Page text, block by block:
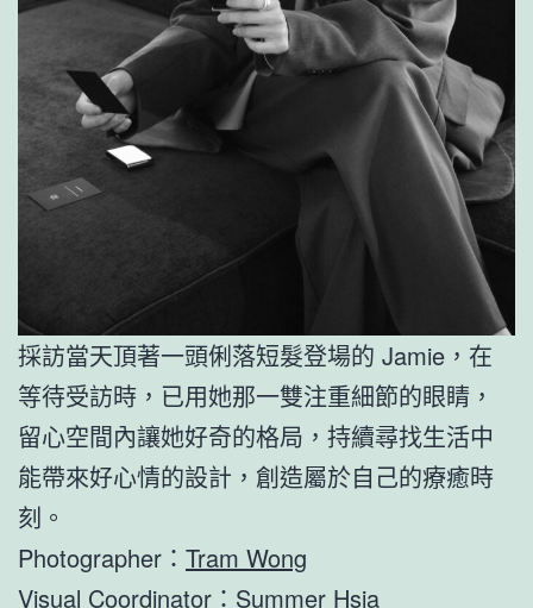
採訪當天頂著一頭俐落短髮登場的 Jamie，在
等待受訪時，已用她那一雙注重細節的眼睛，
留心空間內讓她好奇的格局，持續尋找生活中
能帶來好心情的設計，創造屬於自己的療癒時
刻。
Photographer： Tram Wong
Visual Coordinator：Summer Hsia